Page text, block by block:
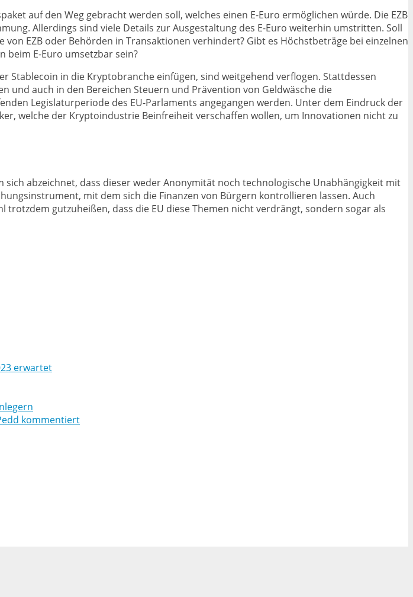
auf den Weg gebracht werden soll, welches einen E-Euro ermöglichen würde. Die EZB
Allerdings sind viele Details zur Ausgestaltung des E-Euro weiterhin umstritten. Soll
EZB oder Behörden in Transaktionen verhindert? Gibt es Höchstbeträge bei einzelnen
beim E-Euro umsetzbar sein?
Stablecoin in die Kryptobranche einfügen, sind weitgehend verflogen. Stattdessen
und auch in den Bereichen Steuern und Prävention von Geldwäsche die
Legislaturperiode des EU-Parlaments angegangen werden. Unter dem Eindruck der
welche der Kryptoindustrie Beinfreiheit verschaffen wollen, um Innovationen nicht zu
abzeichnet, dass dieser weder Anonymität noch technologische Unabhängigkeit mit
mit dem sich die Finanzen von Bürgern kontrollieren lassen. Auch
gutzuheißen, dass die EU diese Themen nicht verdrängt, sondern sogar als
erwartet
kommentiert